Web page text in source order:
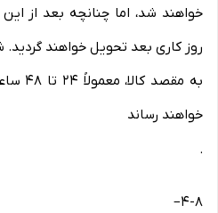
خواهند شد، اما چنانچه بعد از
روز کاری بعد تحویل خواهند
به
خواهند رساند
.
۴-۸–